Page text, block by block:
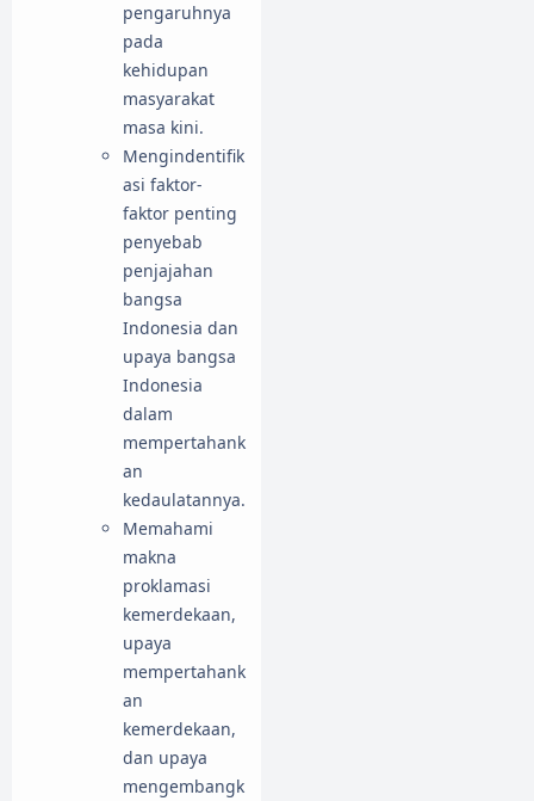
pengaruhnya
pada
kehidupan
masyarakat
masa kini.
Mengindentifik
asi faktor-
faktor penting
penyebab
penjajahan
bangsa
Indonesia dan
upaya bangsa
Indonesia
dalam
mempertahank
an
kedaulatannya.
Memahami
makna
proklamasi
kemerdekaan,
upaya
mempertahank
an
kemerdekaan,
dan upaya
mengembangk